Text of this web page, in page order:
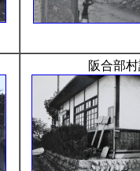
阪合部